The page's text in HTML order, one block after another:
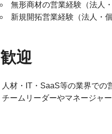
無形商材の営業経験（法人
新規開拓営業経験（法人・個
歓迎
人材・IT・SaaS等の業界での
チームリーダーやマネージャ